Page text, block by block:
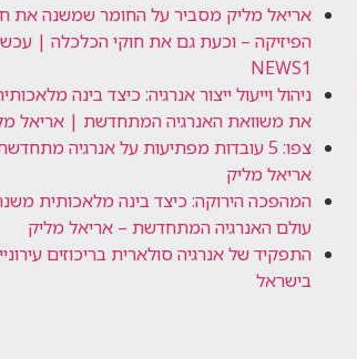
אריאל מליק מסביר על החומר שמשנה את
הפיזיקה – וכעת גם את חוקי הכלכלה |
NEWS1
ניהול וייעול ייצור אנרגיה: כיצד בינה
את משוואת האנרגיה המתחדשת | אריאל
צפו: 5 עובדות מפתיעות על אנרגיה
אריאל מליק
המהפכה הירוקה: כיצד בינה מלאכותית
עולם האנרגיה המתחדשת – אריאל מליק
התפקיד של אנרגיה סולארית בריכוזים
בישראל